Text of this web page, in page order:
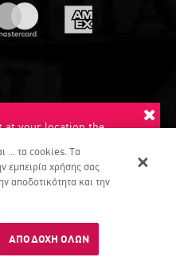
ΤΕΛΕΙΩΝΕΙ...
at your location the
to this language?
BY UMOBIT SA
... τα cookies. Τα
εμπειρία χρήσης σας
αποδοτικότητα και την
ΑΠΟΔΟΧΗ ΟΛΩΝ